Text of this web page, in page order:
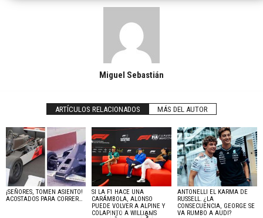
Miguel Sebastián
ARTÍCULOS RELACIONADOS MÁS DEL AUTOR
¡SEÑORES, TOMEN ASIENTO!
ACOSTADOS PARA CORRER…
SI LA F1 HACE UNA
CARÁMBOLA, ALONSO
PUEDE VOLVER A ALPINE Y
COLAPINTO A WILLIAMS
ANTONELLI EL KARMA DE
RUSSELL. ¿LA
CONSECUENCIA, GEORGE SE
VA RUMBO A AUDI?